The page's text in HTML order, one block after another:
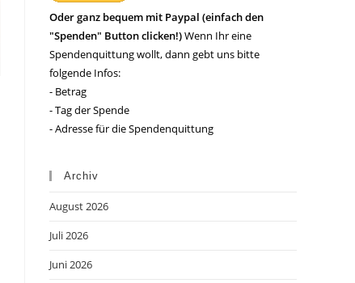
Oder ganz bequem mit Paypal (einfach den
"Spenden" Button clicken!)Wenn Ihr eine
Spendenquittung wollt, dann gebt uns bitte
folgende Infos:
- Betrag
- Tag der Spende
- Adresse für die Spendenquittung
Archiv
August 2026
Juli 2026
Juni 2026